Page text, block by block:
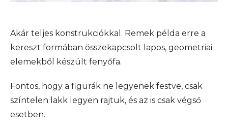
Akár teljes konstrukciókkal. Remek példa erre a
kereszt formában összekapcsolt lapos, geometriai
elemekből készült fenyőfa.
Fontos, hogy a figurák ne legyenek festve, csak
színtelen lakk legyen rajtuk, és az is csak végső
esetben.